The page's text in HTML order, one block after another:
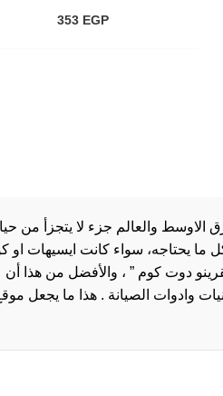
353 EGP
والعالم جزء لا يتجزأ من
ما يحتاجه، سواء كانت ايسيهات
دوت كوم ” ، والأفضل من هذا أن